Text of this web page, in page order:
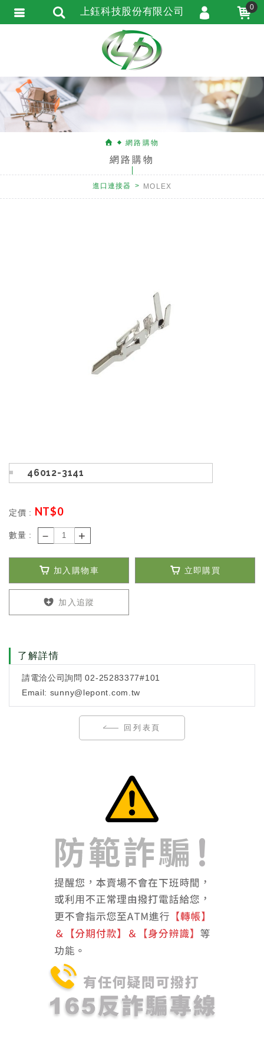
網路購物
網路購物
進口連接器 MOLEX
46012-3141
定價 : NT$0
數量 : － +
加入購物車 立即購買
加入追蹤
了解詳情
請電洽公司詢問 02-25283377#101
Email: sunny@lepont.com.tw
回列表頁
上鈺科技股份有限公司 0
會員登入
會員註冊
忘記密碼